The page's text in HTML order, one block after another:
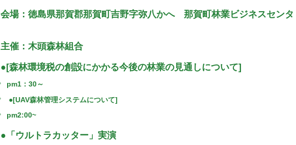
会場：徳島県那賀郡那賀町吉野字弥八かへ 那賀町林業ビジネスセンタ
主催：木頭森林組合
●[森林環境税の創設にかかる今後の林業の見通しについて]
pm1：30～
●[UAV森林管理システムについて]
pm2:00~
●「ウルトラカッター」実演